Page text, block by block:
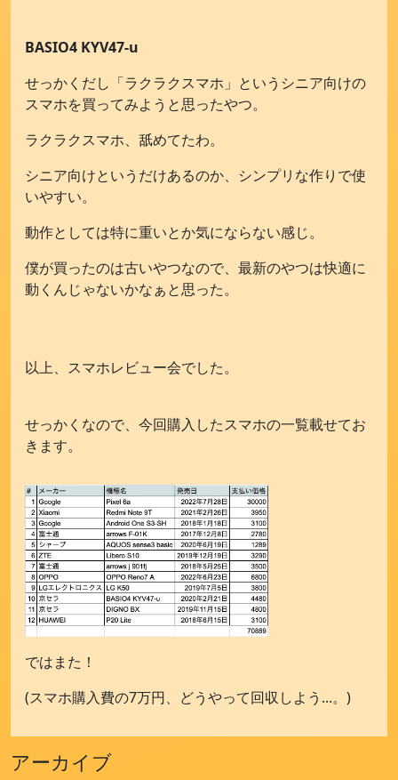
BASIO4 KYV47-u
せっかくだし「ラクラクスマホ」というシニア向けの
スマホを買ってみようと思ったやつ。
ラクラクスマホ、舐めてたわ。
シニア向けというだけあるのか、シンプリな作りで使
いやすい。
動作としては特に重いとか気にならない感じ。
僕が買ったのは古いやつなので、最新のやつは快適に
動くんじゃないかなぁと思った。
以上、スマホレビュー会でした。
せっかくなので、今回購入したスマホの一覧載せてお
きます。
ではまた！
(スマホ購入費の7万円、どうやって回収しよう...。)
アーカイブ